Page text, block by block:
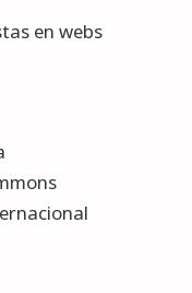
en webs